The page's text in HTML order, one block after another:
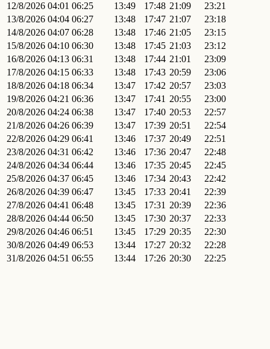
12/8/2026 04:01 06:25 13:49 17:48 21:09
23:21
13/8/2026 04:04 06:27 13:48 17:47 21:07
23:18
14/8/2026 04:07 06:28 13:48 17:46 21:05
23:15
15/8/2026 04:10 06:30 13:48 17:45 21:03
23:12
16/8/2026 04:13 06:31 13:48 17:44 21:01
23:09
17/8/2026 04:15 06:33 13:48 17:43 20:59
23:06
18/8/2026 04:18 06:34 13:47 17:42 20:57
23:03
19/8/2026 04:21 06:36 13:47 17:41 20:55
23:00
20/8/2026 04:24 06:38 13:47 17:40 20:53
22:57
21/8/2026 04:26 06:39 13:47 17:39 20:51
22:54
22/8/2026 04:29 06:41 13:46 17:37 20:49
22:51
23/8/2026 04:31 06:42 13:46 17:36 20:47
22:48
24/8/2026 04:34 06:44 13:46 17:35 20:45
22:45
25/8/2026 04:37 06:45 13:46 17:34 20:43
22:42
26/8/2026 04:39 06:47 13:45 17:33 20:41
22:39
27/8/2026 04:41 06:48 13:45 17:31 20:39
22:36
28/8/2026 04:44 06:50 13:45 17:30 20:37
22:33
29/8/2026 04:46 06:51 13:45 17:29 20:35
22:30
30/8/2026 04:49 06:53 13:44 17:27 20:32
22:28
31/8/2026 04:51 06:55 13:44 17:26 20:30 22:25